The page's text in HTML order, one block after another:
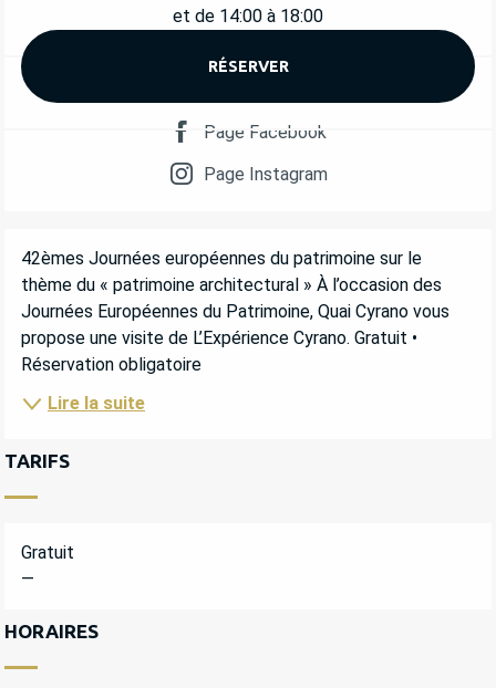
et de 14:00 à 18:00
RÉSERVER
Page Facebook
Page Instagram
DESCRIPTION
42èmes Journées européennes du patrimoine sur le
thème du « patrimoine architectural » À l’occasion des
Journées Européennes du Patrimoine, Quai Cyrano vous
propose une visite de L’Expérience Cyrano. Gratuit •
Réservation obligatoire
Lire la suite
TARIFS
Gratuit
—
HORAIRES